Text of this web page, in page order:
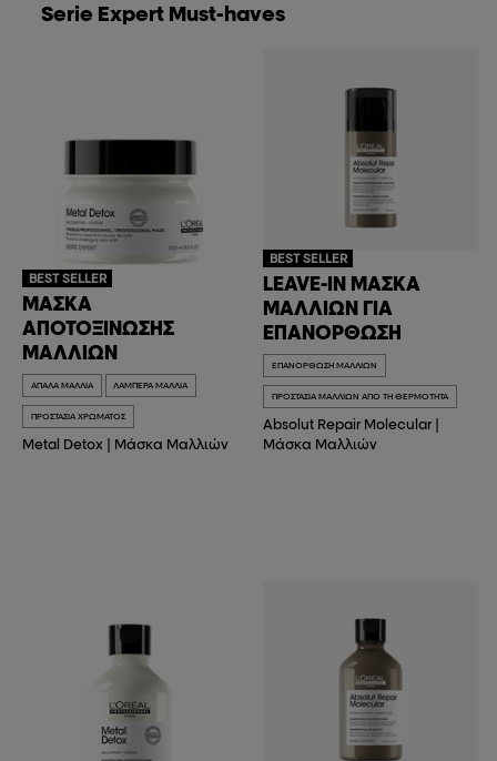
Serie Expert Must-haves
BEST SELLER
ΜΆΣΚΑ
ΑΠΟΤΟΞΊΝΩΣΗΣ
ΜΑΛΛΙΏΝ
ΑΠΑΛΆ ΜΑΛΛΙΆ ΛΑΜΠΕΡΆ ΜΑΛΛΙΆ
ΠΡΟΣΤΑΣΊΑ ΧΡΏΜΑΤΟΣ
Metal Detox Μάσκα Μαλλιών
BEST SELLER
LEAVE-IN ΜΆΣΚΑ
ΜΑΛΛΙΏΝ ΓΙΑ
ΕΠΑΝΌΡΘΩΣΗ
ΕΠΑΝΌΡΘΩΣΗ ΜΑΛΛΙΏΝ
ΠΡΟΣΤΑΣΊΑ ΜΑΛΛΙΏΝ ΑΠΌ ΤΗ ΘΕΡΜΌΤΗΤΑ
Absolut Repair Molecular|
Μάσκα Μαλλιών